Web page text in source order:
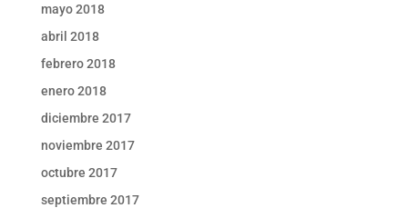
mayo 2018
abril 2018
febrero 2018
enero 2018
diciembre 2017
noviembre 2017
octubre 2017
septiembre 2017